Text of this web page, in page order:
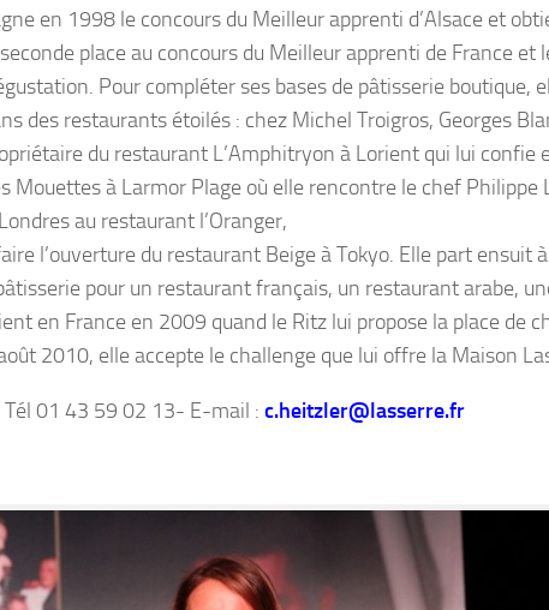
en 1998 le concours du Meilleur apprenti d’Alsace et
place au concours du Meilleur apprenti de France et
Pour compléter ses bases de pâtisserie boutique,
des restaurants étoilés : chez Michel Troigros, Georges
du restaurant L’Amphitryon à Lorient qui lui confie
Mouettes à Larmor Plage où elle rencontre le chef Philippe
au restaurant l’Oranger,
l’ouverture du restaurant Beige à Tokyo. Elle part ensuit
pour un restaurant français, un restaurant arabe,
en France en 2009 quand le Ritz lui propose la place de
2010, elle accepte le challenge que lui offre la Maison
01 43 59 02 13- E-mail : c.heitzler@lasserre.fr